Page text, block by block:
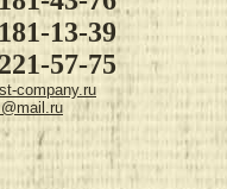
13-39
57-75
company.ru